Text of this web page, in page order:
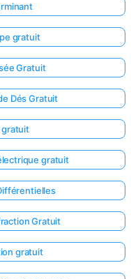
gratuit
Gratuit
Dés Gratuit
gratuit
gratuit
Gratuit
gratuit